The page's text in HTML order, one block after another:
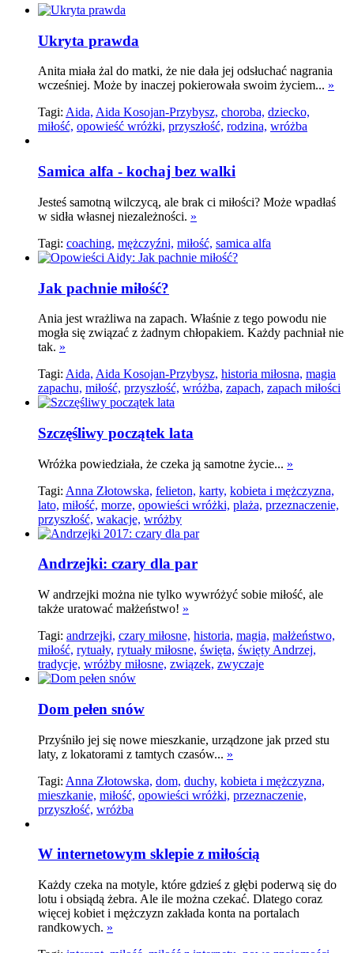
Ukryta prawda
Anita miała żal do matki, że nie dała jej odsłuchać nagrania
wcześniej. Może by inaczej pokierowała swoim życiem... »
Tagi: Aida, Aida Kosojan-Przybysz, choroba, dziecko,
miłość, opowieść wróżki, przyszłość, rodzina, wróżba
Samica alfa - kochaj bez walki
Jesteś samotną wilczycą, ale brak ci miłości? Może wpadłaś
w sidła własnej niezależności. »
Tagi: coaching, mężczyźni, miłość, samica alfa
Jak pachnie miłość?
Ania jest wrażliwa na zapach. Właśnie z tego powodu nie
mogła się związać z żadnym chłopakiem. Każdy pachniał nie
tak. »
Tagi: Aida, Aida Kosojan-Przybysz, historia miłosna, magia
zapachu, miłość, przyszłość, wróżba, zapach, zapach miłości
Szczęśliwy początek lata
Wróżka powiedziała, że czeka ją samotne życie... »
Tagi: Anna Złotowska, felieton, karty, kobieta i mężczyzna,
lato, miłość, morze, opowieści wróżki, plaża, przeznaczenie,
przyszłość, wakacje, wróżby
Andrzejki: czary dla par
W andrzejki można nie tylko wywróżyć sobie miłość, ale
także uratować małżeństwo! »
Tagi: andrzejki, czary miłosne, historia, magia, małżeństwo,
miłość, rytuały, rytuały miłosne, święta, święty Andrzej,
tradycje, wróżby miłosne, związek, zwyczaje
Dom pełen snów
Przyśniło jej się nowe mieszkanie, urządzone jak przed stu
laty, z lokatorami z tamtych czasów... »
Tagi: Anna Złotowska, dom, duchy, kobieta i mężczyzna,
mieszkanie, miłość, opowieści wróżki, przeznaczenie,
przyszłość, wróżba
W internetowym sklepie z miłością
Każdy czeka na motyle, które gdzieś z głębi poderwą się do
lotu i obsiądą żebra. Ale ile można czekać. Dlatego coraz
więcej kobiet i mężczyzn zakłada konta na portalach
randkowych. »